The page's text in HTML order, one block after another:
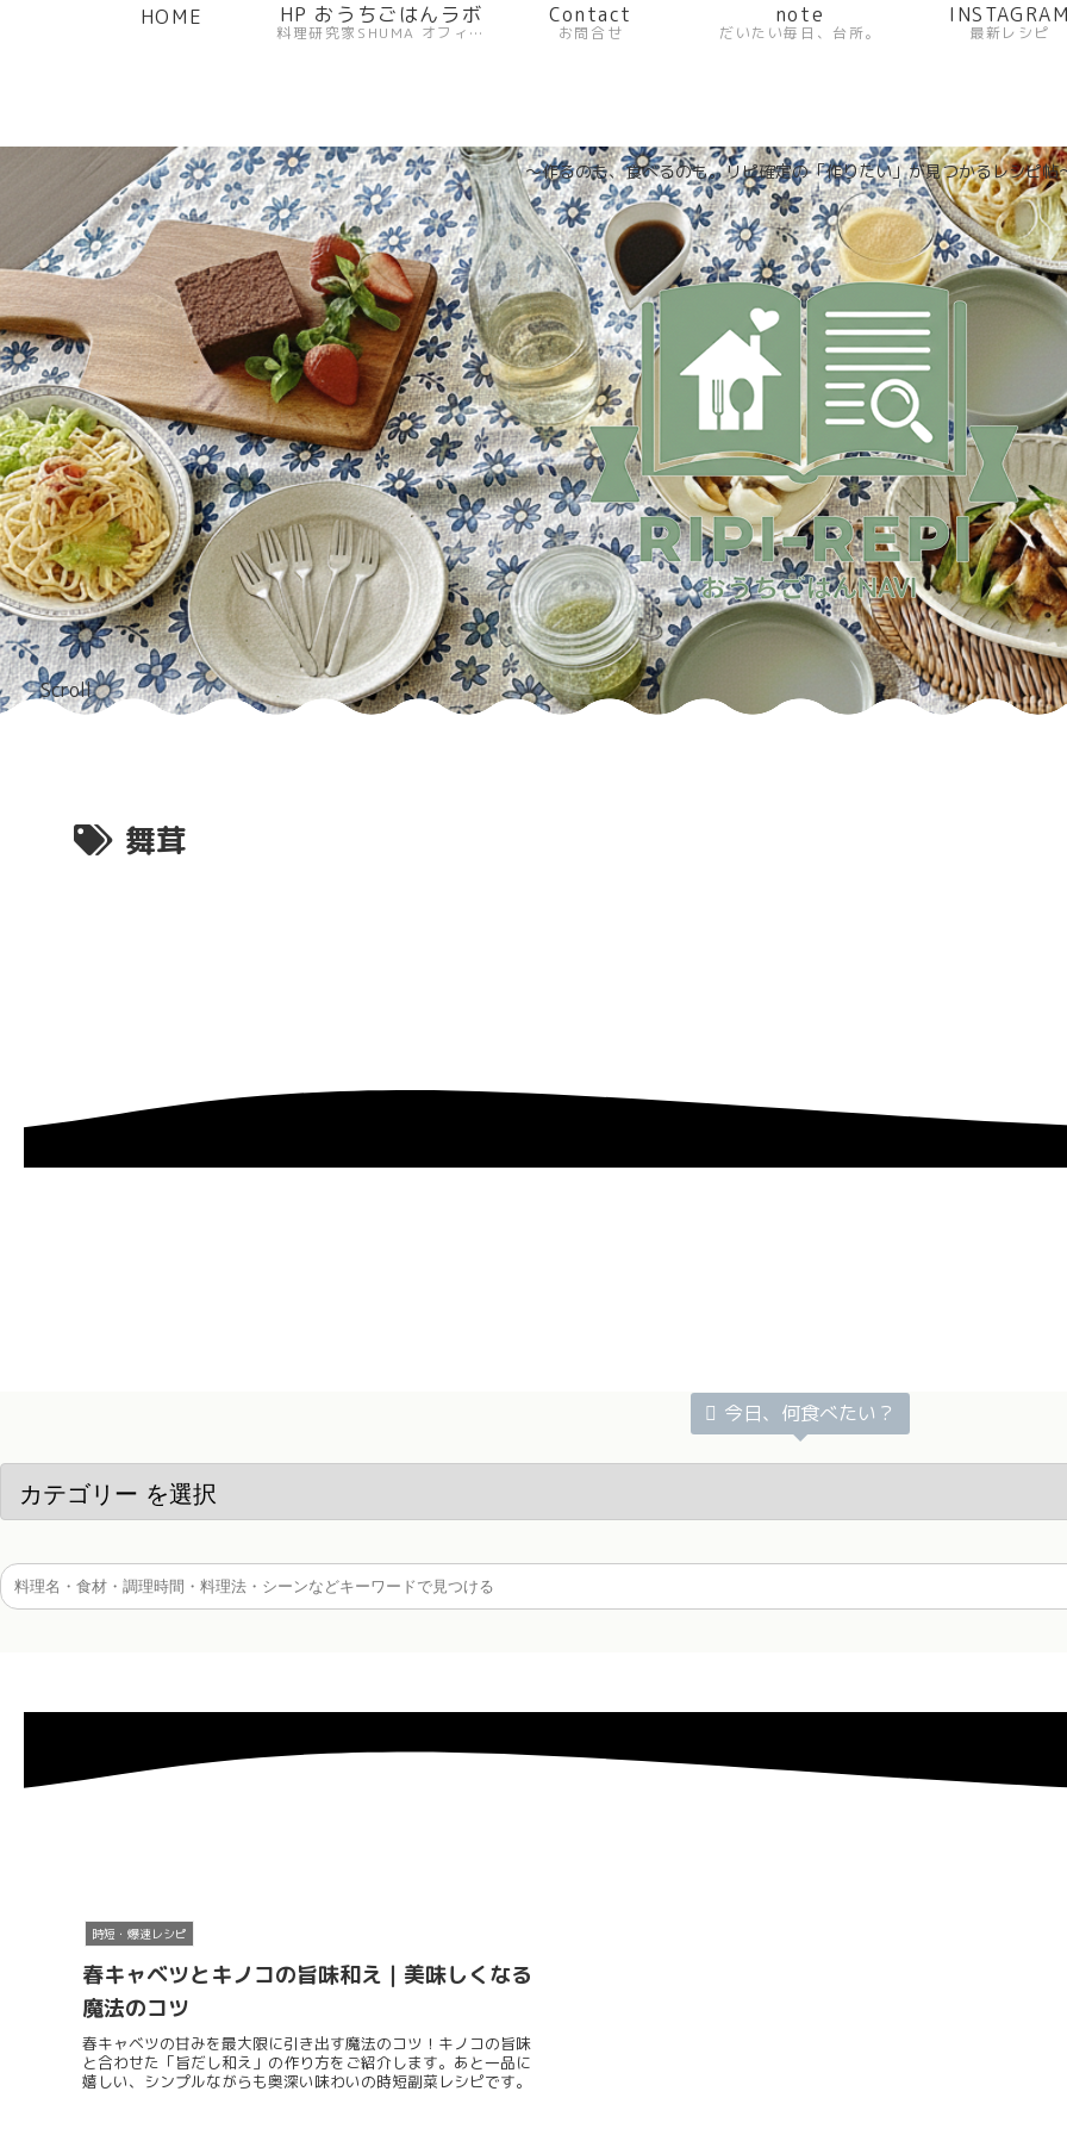
〜作るのも、食べるのも。リピ確定の「作りたい」が見つかるレシピ帖
Scroll
HOME HP おうちごはんラボ
料理研究家SHUMA オフィシャルサイト
Contact
お問合せ
note
だいたい毎日、台所。 最新レシピ
舞茸
今日、何食べたい？
時短・爆速レシピ
春キャベツとキノコの旨味和え｜美味しくなる
魔法のコツ
春キャベツの甘みを最大限に引き出す魔法のコツ！キノコの旨味
と合わせた「旨だし和え」の作り方をご紹介します。あと一品に
嬉しい、シンプルながらも奥深い味わいの時短副菜レシピです。